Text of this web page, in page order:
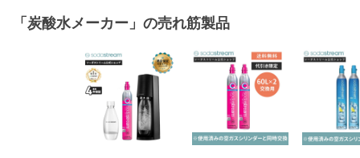
「 炭酸水メーカー 」の売れ筋製品